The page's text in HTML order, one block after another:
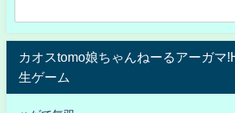
カオスtomo娘ちゃんねーるアーガマ
生ゲーム